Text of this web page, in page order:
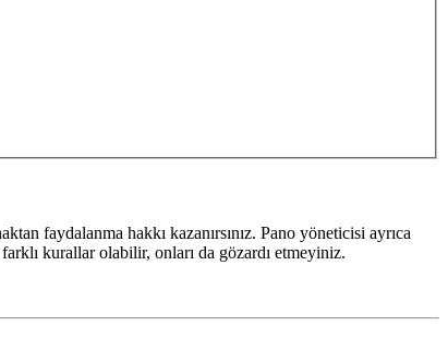
faydalanma hakkı kazanırsınız. Pano yöneticisi ayrıca
kurallar olabilir, onları da gözardı etmeyiniz.